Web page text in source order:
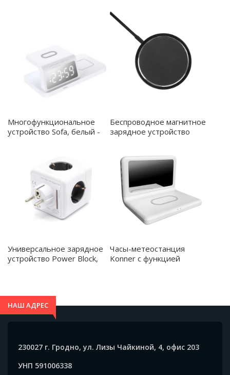
Многофункциональное
устройство Sofa, белый -
Беспроводное магнитное
зарядное устройство
Универсальное зарядное
устройство Power Block,
Часы-метеостанция
Konner с функцией
НАШ АДРЕС
230027 г. Гродно, ул. Лизы Чайкиной, 4, офис 203
УНП 591006338